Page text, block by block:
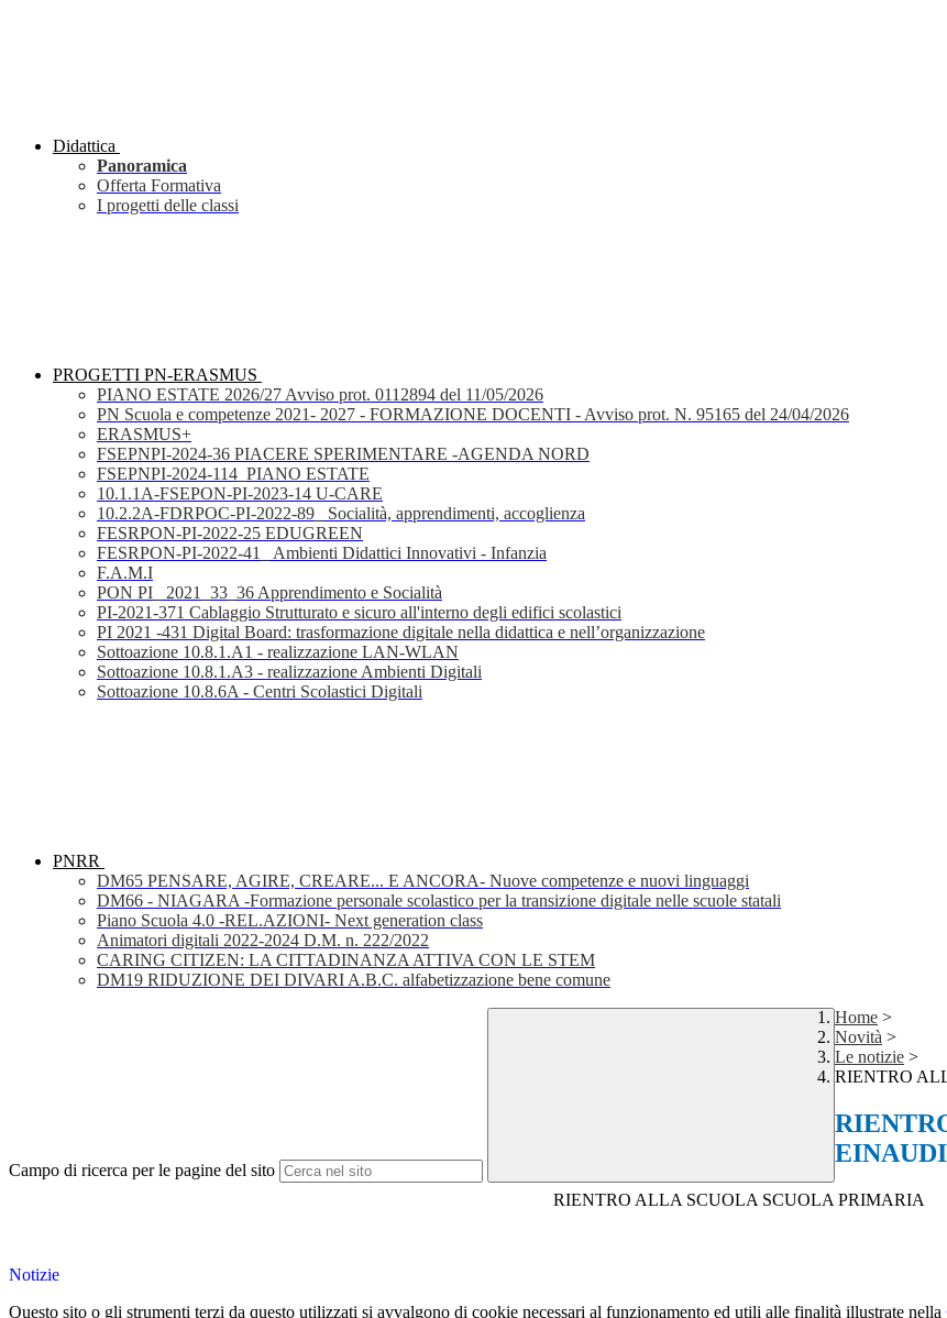
Didattica
Panoramica
Offerta Formativa
I progetti delle classi
PROGETTI PN-ERASMUS
PIANO ESTATE 2026/27 Avviso prot. 0112894 del 11/05/2026
PN Scuola e competenze 2021- 2027 - FORMAZIONE DOCENTI - Avviso prot. N. 95165 del 24/04/2026
ERASMUS+
FSEPNPI-2024-36 PIACERE SPERIMENTARE -AGENDA NORD
FSEPNPI-2024-114_PIANO ESTATE
10.1.1A-FSEPON-PI-2023-14 U-CARE
10.2.2A-FDRPOC-PI-2022-89_ Socialità, apprendimenti, accoglienza
FESRPON-PI-2022-25 EDUGREEN
FESRPON-PI-2022-41_ Ambienti Didattici Innovativi - Infanzia
F.A.M.I
PON PI_ 2021_33_36 Apprendimento e Socialità
PI-2021-371 Cablaggio Strutturato e sicuro all'interno degli edifici scolastici
PI 2021 -431 Digital Board: trasformazione digitale nella didattica e nell’organizzazione
Sottoazione 10.8.1.A1 - realizzazione LAN-WLAN
Sottoazione 10.8.1.A3 - realizzazione Ambienti Digitali
Sottoazione 10.8.6A - Centri Scolastici Digitali
PNRR
DM65 PENSARE, AGIRE, CREARE... E ANCORA- Nuove competenze e nuovi linguaggi
DM66 - NIAGARA -Formazione personale scolastico per la transizione digitale nelle scuole statali
Piano Scuola 4.0 -REL.AZIONI- Next generation class
Animatori digitali 2022-2024 D.M. n. 222/2022
CARING CITIZEN: LA CITTADINANZA ATTIVA CON LE STEM
DM19 RIDUZIONE DEI DIVARI A.B.C. alfabetizzazione bene comune
Campo di ricerca per le pagine del sito
Home >
Novità >
Le notizie >
RIENTRO
EINAUDI
RIENTRO ALLA SCUOLA SCUOLA PRIMARIA
Notizie
Questo sito o gli strumenti terzi da questo utilizzati si avvalgono di cookie necessari al funzionamento ed utili alle finalità illustrate nella